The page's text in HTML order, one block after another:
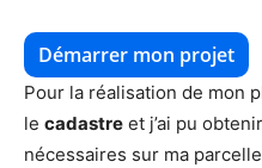
Démarrer mon projet
Pour la réalisation de mon
le cadastre et j’ai pu
nécessaires sur ma